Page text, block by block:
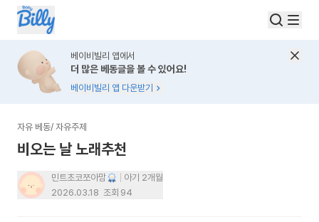
베이비빌리 앱에서
더 많은 베동글을 볼 수 있어요!
베이비빌리 앱 다운받기
자유 베동/ 자유주제
비오는 날 노래추천
민트초코쪼아맘
아기 2개월
2026.03.18 조회 94